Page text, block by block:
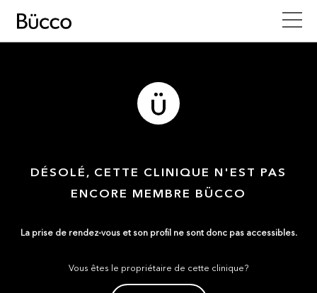
DÉSOLÉ, CETTE CLINIQUE N'EST PAS
ENCORE MEMBRE BÜCCO
La prise de rendez-vous et son profil ne sont donc pas accessibles.
Vous êtes le propriétaire de cette clinique?